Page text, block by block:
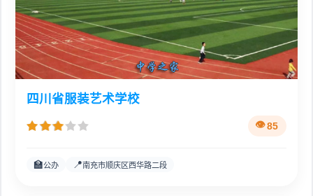
四川省服装艺术学校
85
🏫公办 📍南充市顺庆区西华路二段